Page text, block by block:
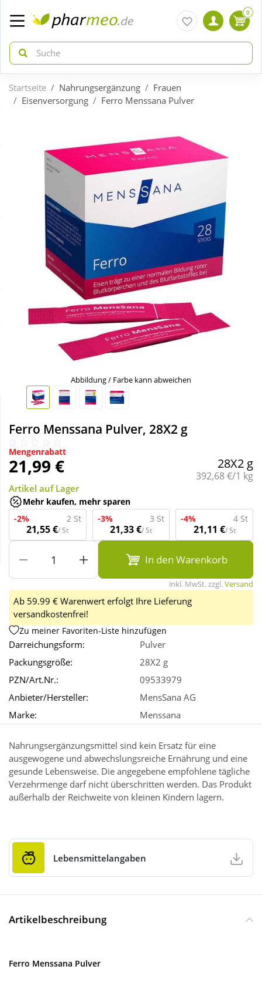
zurück
Aktuelle Coupons
Gratis dazu
Neuheiten
Schnäppchen
Täglich gut versorgt
zurück
Arzneimittel
Bio & Genuss
Diabetes
Körperpflege & Kosmetik
Liebe & Erotik
Mutter & Kind
Nahrungsergänzung
Sanitätshaus
Sport & Fitness
Tierbedarf
Wellness
0
Startseite Nahrungsergänzung
Frauen
Eisenversorgung
Ferro Menssana Pulver
Abbildung / Farbe kann abweichen
Ferro Menssana Pulver, 28X2 g
Mengenrabatt
21,99 € 28X2 g
Grundpreis:
392,68 €/1 kg
Artikel auf Lager
Mehr kaufen, mehr sparen
-2%
2 St
21,55 €/ St
-3% 3 St
21,33 €/ St
-4% 4 St
21,11 €/ St
In den Warenkorb
inkl. MwSt. zzgl.Versand
Ab 59.99 € Warenwert erfolgt Ihre Lieferung
versandkostenfrei!
Zu meiner Favoriten-Liste hinzufügen
Darreichungsform:
Pulver
Packungsgröße:
28X2 g
PZN/Art.Nr.:
09533979
Anbieter/Hersteller:
MensSana AG
Marke:
Menssana
Nahrungsergänzungsmittel sind kein Ersatz für eine
ausgewogene und abwechslungsreiche Ernährung und eine
gesunde Lebensweise. Die angegebene empfohlene tägliche
Verzehrmenge darf nicht überschritten werden. Das Produkt
außerhalb der Reichweite von kleinen Kindern lagern.
Lebensmittelangaben
Artikelbeschreibung
Ferro Menssana Pulver